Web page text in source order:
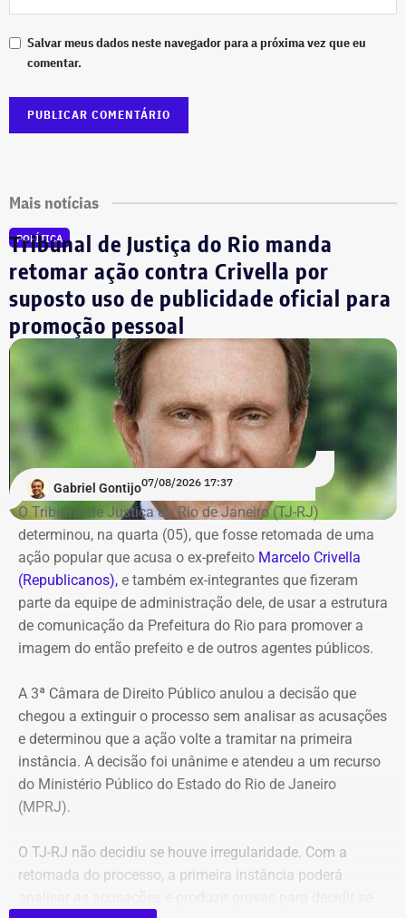
Salvar meus dados neste navegador para a próxima vez que eu
comentar.
Mais notícias
POLÍTICA
Tribunal de Justiça do Rio manda
retomar ação contra Crivella por
suposto uso de publicidade oficial para
promoção pessoal
Gabriel Gontijo07/08/2026 17:37
O Tribunal de Justiça do Rio de Janeiro (TJ-RJ)
determinou, na quarta (05), que fosse retomada de uma
ação popular que acusa o ex-prefeito Marcelo Crivella
(Republicanos), e também ex-integrantes que fizeram
parte da equipe de administração dele, de usar a estrutura
de comunicação da Prefeitura do Rio para promover a
imagem do então prefeito e de outros agentes públicos.
A 3ª Câmara de Direito Público anulou a decisão que
chegou a extinguir o processo sem analisar as acusações
e determinou que a ação volte a tramitar na primeira
instância. A decisão foi unânime e atendeu a um recurso
do Ministério Público do Estado do Rio de Janeiro
(MPRJ).
O TJ-RJ não decidiu se houve irregularidade. Com a
retomada do processo, a primeira instância poderá